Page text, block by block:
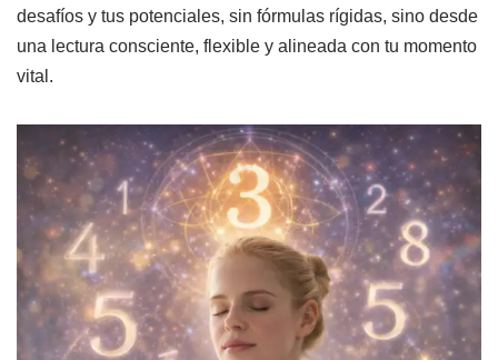
desafíos y tus potenciales, sin fórmulas rígidas, sino desde
una lectura consciente, flexible y alineada con tu momento
vital.